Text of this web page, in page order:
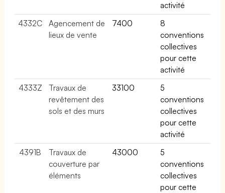
activité
4332C
Agencement de
lieux de vente
7400
8
conventions
collectives
pour cette
activité
4333Z
Travaux de
revêtement des
sols et des murs
33100
5
conventions
collectives
pour cette
activité
4391B
Travaux de
couverture par
éléments
43000
5
conventions
collectives
pour cette